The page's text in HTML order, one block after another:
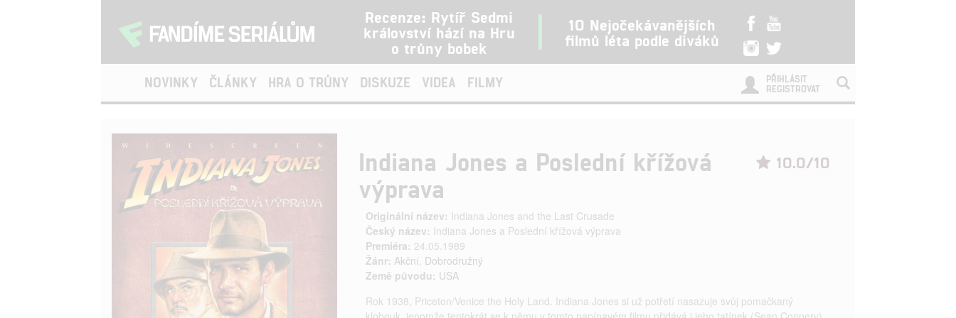
Recenze: Rytíř Sedmi
království hází na Hru
o trůny bobek
10 Nejočekávanějších
filmů léta podle diváků
NOVINKY ČLÁNKY HRA O TRŮNY DISKUZE VIDEA FILMY
PŘIHLÁSIT
REGISTROVAT
10.0/10
Indiana Jones a Poslední křížová
výprava
Originální název: Indiana Jones and the Last Crusade
Český název: Indiana Jones a Poslední křížová výprava
Premiéra: 24.05.1989
Žánr: Akční, Dobrodružný
Země původu: USA
Rok 1938, Priceton/Venice the Holy Land. Indiana Jones si už potřetí nasazuje svůj pomačkaný